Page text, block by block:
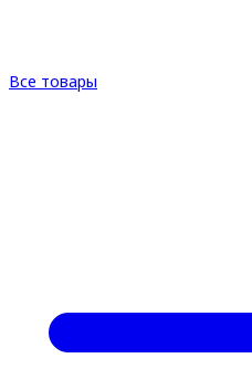
Все товары